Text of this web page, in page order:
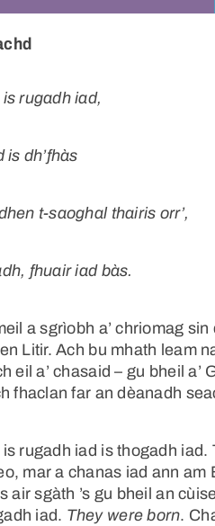
rugadh iad,
is dh’fhàs
t-saoghal thairis orr’,
fhuair iad bàs.
a sgrìobh a’ chriomag
Litir. Ach bu mhath leam
eil a’ chasaid – gu bheil
fhaclan far an dèanadh
rugadh iad is thogadh
mar a chanas iad ann am
air sgàth ’s gu bheil an
iad. They were born.